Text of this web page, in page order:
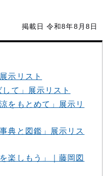
掲載日 令和8年8月8日
示リスト
て」展示リスト
をもとめて」展示リ
典と図鑑」展示リス
楽しもう」｜藤岡図